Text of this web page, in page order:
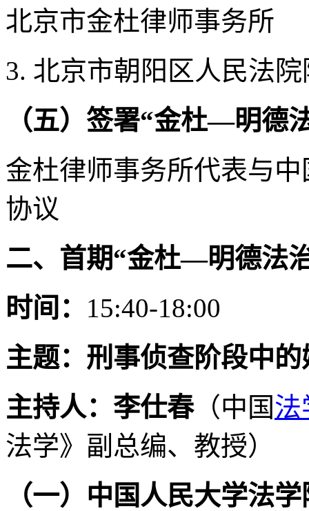
北京市金杜律师事务所
3. 北京市朝阳区人民法
（五）签署“金杜—明德
金杜律师事务所代表与中
协议
二、首期“金杜—明德法
时间： 15:40-18:00
主题：刑事侦查阶段中
主持人： 李仕春（中国法
法学》副总编、教授）
（一）中国人民大学法